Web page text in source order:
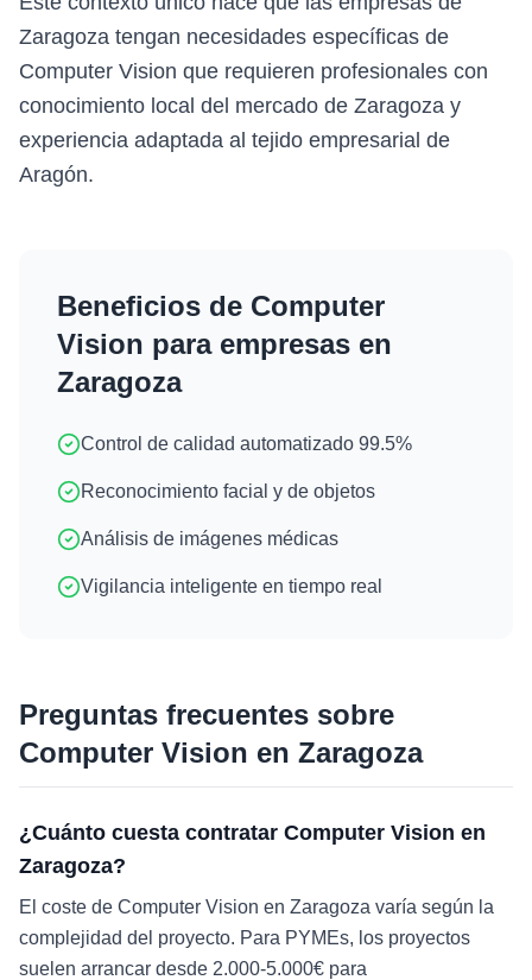
Zaragoza tengan necesidades específicas de
Computer Vision que requieren profesionales con
conocimiento local del mercado de Zaragoza y
experiencia adaptada al tejido empresarial de
Aragón.
Beneficios de Computer
Vision para empresas en
Zaragoza
Control de calidad automatizado 99.5%
Reconocimiento facial y de objetos
Análisis de imágenes médicas
Vigilancia inteligente en tiempo real
Preguntas frecuentes sobre
Computer Vision en Zaragoza
¿Cuánto cuesta contratar Computer Vision en
Zaragoza?
El coste de Computer Vision en Zaragoza varía según la
complejidad del proyecto. Para PYMEs, los proyectos
suelen arrancar desde 2.000-5.000€ para